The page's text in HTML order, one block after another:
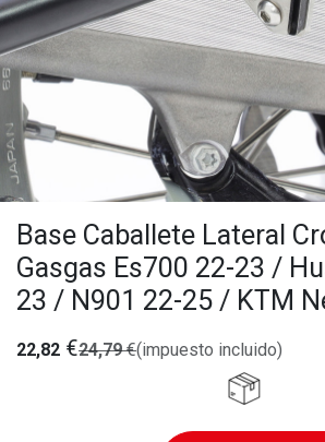
Base Caballete Lateral
Gasgas Es700 22-23 /
23 / N901 22-25 / KTM
22,82 €24,79€(impuesto incluido)